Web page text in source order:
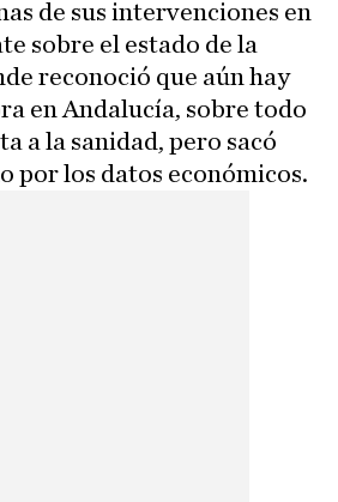
de sus intervenciones en
sobre el estado de la
reconoció que aún hay
en Andalucía, sobre todo
a la sanidad, pero sacó
por los datos económicos.